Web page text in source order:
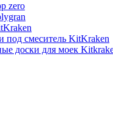
zero
под смеситель KitKraken
доски для моек